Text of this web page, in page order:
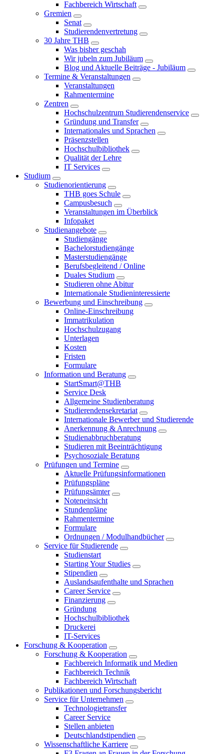
Fachbereich Wirtschaft
Gremien
Senat
Studierendenvertretung
30 Jahre THB
Was bisher geschah
Wir jubeln zum Jubiläum
Blog und Aktuelle Beiträge - Jubiläum
Termine & Veranstaltungen
Veranstaltungen
Rahmentermine
Zentren
Hochschulzentrum Studierendenservice
Gründung und Transfer
Internationales und Sprachen
Präsenzstellen
Hochschulbibliothek
Qualität der Lehre
IT Services
Studium
Studienorientierung
THB goes Schule
Campusbesuch
Veranstaltungen im Überblick
Infopaket
Studienangebote
Studiengänge
Bachelorstudiengänge
Masterstudiengänge
Berufsbegleitend / Online
Duales Studium
Studieren ohne Abitur
Internationale Studieninteressierte
Bewerbung und Einschreibung
Online-Einschreibung
Immatrikulation
Hochschulzugang
Unterlagen
Kosten
Fristen
Formulare
Information und Beratung
StartSmart@THB
Service Desk
Allgemeine Studienberatung
Studierendensekretariat
Internationale Bewerber und Studierende
Anerkennung & Anrechnung
Studienabbruchberatung
Studieren mit Beeinträchtigung
Psychosoziale Beratung
Prüfungen und Termine
Aktuelle Prüfungsinformationen
Prüfungspläne
Prüfungsämter
Noteneinsicht
Stundenpläne
Rahmentermine
Formulare
Ordnungen / Modulhandbücher
Service für Studierende
Studienstart
Starting Your Studies
Stipendien
Auslandsaufenthalte und Sprachen
Career Service
Finanzierung
Gründung
Hochschulbibliothek
Druckerei
IT-Services
Forschung & Kooperation
Forschung & Kooperation
Fachbereich Informatik und Medien
Fachbereich Technik
Fachbereich Wirtschaft
Publikationen und Forschungsbericht
Service für Unternehmen
Technologietransfer
Career Service
Stellen anbieten
Deutschlandstipendien
Wissenschaftliche Karriere